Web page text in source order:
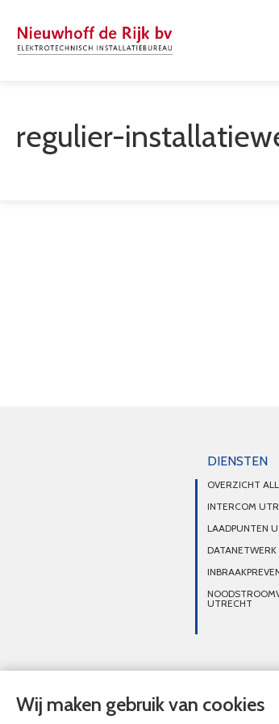
regulier-
DIENSTEN
OVERZICHT
INTERCOM
LAADPUNTEN
UTRECHT
Wij maken gebruik van cookies